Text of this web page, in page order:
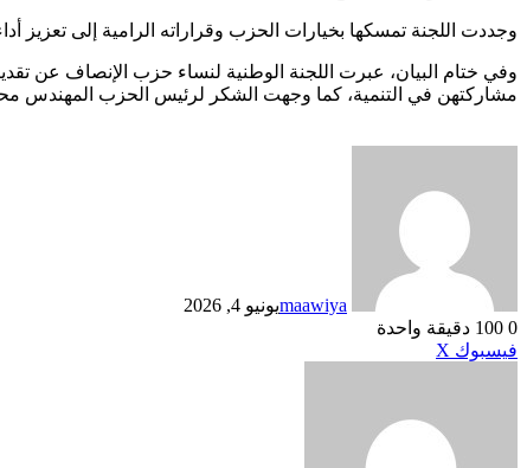
وجددت اللجنة تمسكها بخيارات الحزب وقراراته الرامية إلى تعزيز
وفي ختام البيان، عبرت اللجنة الوطنية لنساء حزب الإنصاف عن
مشاركتهن في التنمية، كما وجهت الشكر لرئيس الحزب المهندس
maawiyaيونيو 4, 2026
0
دقيقة واحدة
فيسبوك X